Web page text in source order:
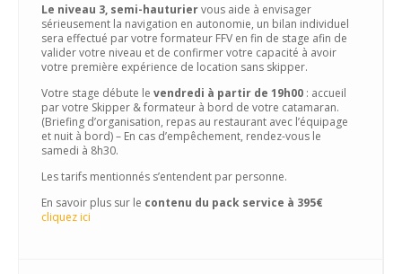
Le niveau 3, semi-hauturiervous aide à envisager
sérieusement la navigation en autonomie, un bilan individuel
sera effectué par votre formateur FFV en fin de stage afin de
valider votre niveau et de confirmer votre capacité à avoir
votre première expérience de location sans skipper.
Votre stage débute le vendredi à partir de 19h00 : accueil
par votre Skipper & formateur à bord de votre catamaran.
(Briefing d’organisation, repas au restaurant avec l’équipage
et nuit à bord) – En cas d’empêchement, rendez-vous le
samedi à 8h30.
Les tarifs mentionnés s’entendent par personne.
En savoir plus sur le contenu du pack service à 395€
cliquez ici